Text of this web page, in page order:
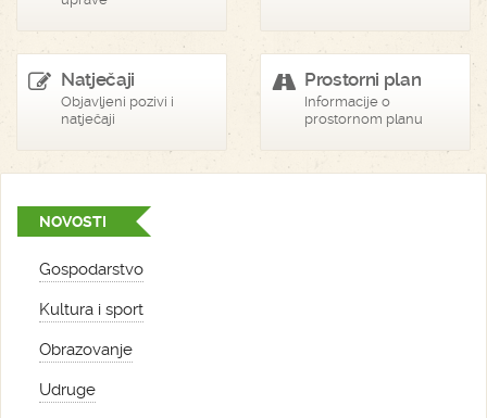
Natječaji
Objavljeni pozivi i
natječaji
Prostorni plan
Informacije o
prostornom planu
NOVOSTI
Gospodarstvo
Kultura i sport
Obrazovanje
Udruge